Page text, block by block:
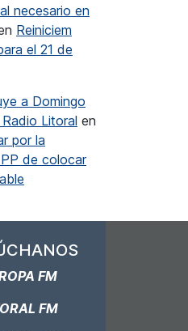
necesario en
Reiniciem
el 21 de
a Domingo
Litoral en
por la
de colocar
FM
FM